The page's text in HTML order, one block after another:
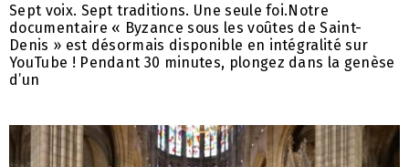
Sept voix. Sept traditions. Une seule foi.Notre
documentaire « Byzance sous les voûtes de Saint-
Denis » est désormais disponible en intégralité sur
YouTube ! Pendant 30 minutes, plongez dans la genèse
d’un